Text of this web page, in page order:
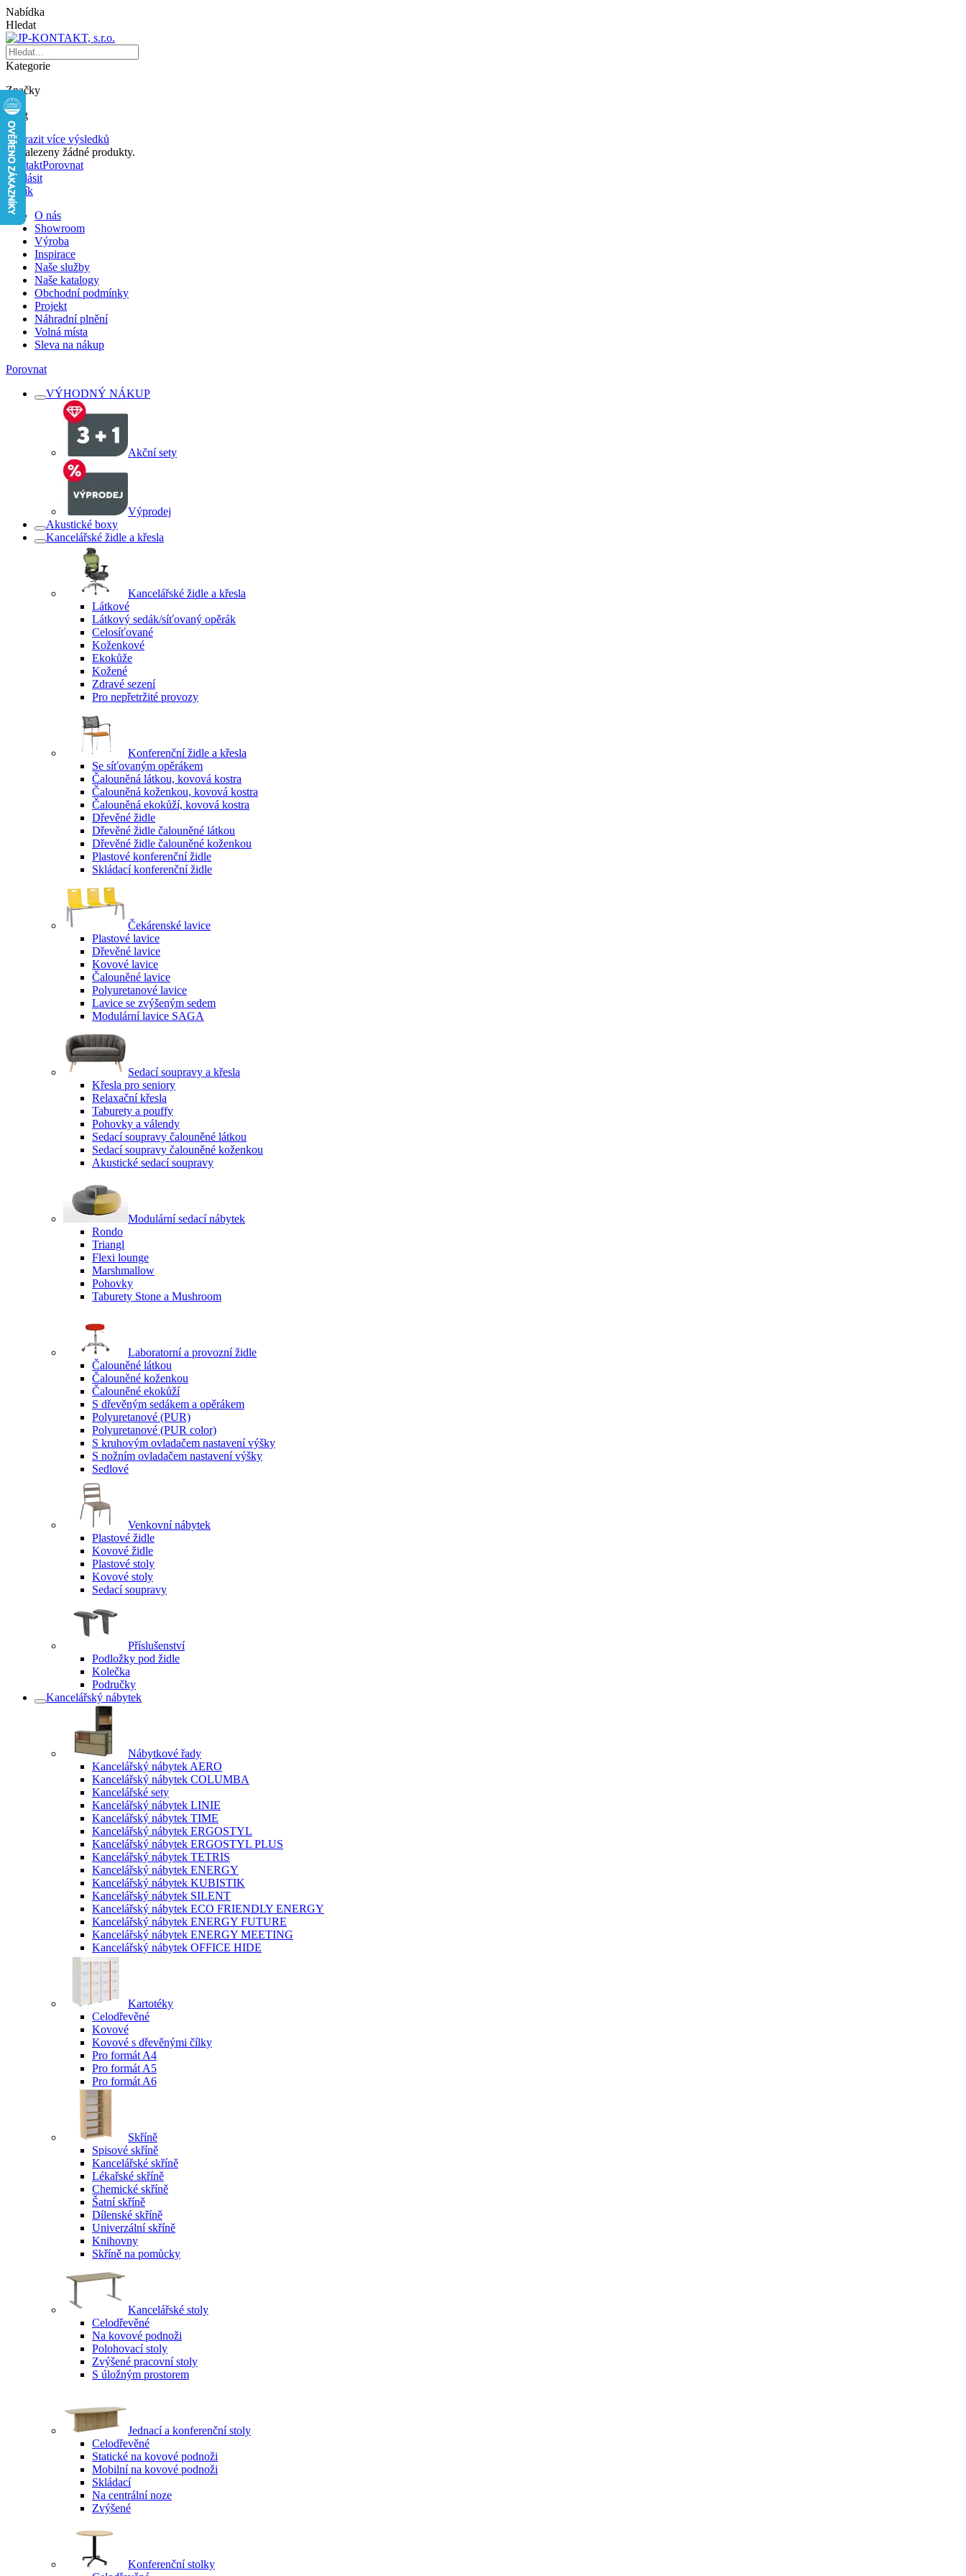
Nabídka
Hledat
Kategorie
Značky
Blog
Zobrazit více výsledků
Nenalezeny žádné produkty.
KontaktPorovnat
Přihlásit
Košík
O nás
Showroom
Výroba
Inspirace
Naše služby
Naše katalogy
Obchodní podmínky
Projekt
Náhradní plnění
Volná místa
Sleva na nákup
Porovnat
VÝHODNÝ NÁKUP
Akční sety
Výprodej
Akustické boxy
Kancelářské židle a křesla
Kancelářské židle a křesla
Látkové
Látkový sedák/síťovaný opěrák
Celosíťované
Koženkové
Ekokůže
Kožené
Zdravé sezení
Pro nepřetržité provozy
Konferenční židle a křesla
Se síťovaným opěrákem
Čalouněná látkou, kovová kostra
Čalouněná koženkou, kovová kostra
Čalouněná ekokůží, kovová kostra
Dřevěné židle
Dřevěné židle čalouněné látkou
Dřevěné židle čalouněné koženkou
Plastové konferenční židle
Skládací konferenční židle
Čekárenské lavice
Plastové lavice
Dřevěné lavice
Kovové lavice
Čalouněné lavice
Polyuretanové lavice
Lavice se zvýšeným sedem
Modulární lavice SAGA
Sedací soupravy a křesla
Křesla pro seniory
Relaxační křesla
Taburety a pouffy
Pohovky a válendy
Sedací soupravy čalouněné látkou
Sedací soupravy čalouněné koženkou
Akustické sedací soupravy
Modulární sedací nábytek
Rondo
Triangl
Flexi lounge
Marshmallow
Pohovky
Taburety Stone a Mushroom
Laboratorní a provozní židle
Čalouněné látkou
Čalouněné koženkou
Čalouněné ekokůží
S dřevěným sedákem a opěrákem
Polyuretanové (PUR)
Polyuretanové (PUR color)
S kruhovým ovladačem nastavení výšky
S nožním ovladačem nastavení výšky
Sedlové
Venkovní nábytek
Plastové židle
Kovové židle
Plastové stoly
Kovové stoly
Sedací soupravy
Příslušenství
Podložky pod židle
Kolečka
Područky
Kancelářský nábytek
Nábytkové řady
Kancelářský nábytek AERO
Kancelářský nábytek COLUMBA
Kancelářské sety
Kancelářský nábytek LINIE
Kancelářský nábytek TIME
Kancelářský nábytek ERGOSTYL
Kancelářský nábytek ERGOSTYL PLUS
Kancelářský nábytek TETRIS
Kancelářský nábytek ENERGY
Kancelářský nábytek KUBISTIK
Kancelářský nábytek SILENT
Kancelářský nábytek ECO FRIENDLY ENERGY
Kancelářský nábytek ENERGY FUTURE
Kancelářský nábytek ENERGY MEETING
Kancelářský nábytek OFFICE HIDE
Kartotéky
Celodřevěné
Kovové
Kovové s dřevěnými čílky
Pro formát A4
Pro formát A5
Pro formát A6
Skříně
Spisové skříně
Kancelářské skříně
Lékařské skříně
Chemické skříně
Šatní skříně
Dílenské skříně
Univerzální skříně
Knihovny
Skříně na pomůcky
Kancelářské stoly
Celodřevěné
Na kovové podnoži
Polohovací stoly
Zvýšené pracovní stoly
S úložným prostorem
Jednací a konferenční stoly
Celodřevěné
Statické na kovové podnoži
Mobilní na kovové podnoži
Skládací
Na centrální noze
Zvýšené
Konferenční stolky